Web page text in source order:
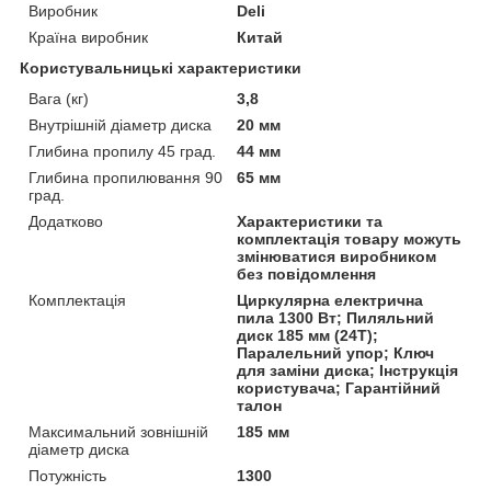
Виробник
Deli
Країна виробник
Китай
Користувальницькі характеристики
Вага (кг)
3,8
Внутрішній діаметр диска
20 мм
Глибина пропилу 45 град.
44 мм
Глибина пропилювання 90
град.
65 мм
Додатково
Характеристики та
комплектація товару можуть
змінюватися виробником
без повідомлення
Комплектація
Циркулярна електрична
пила 1300 Вт; Пиляльний
диск 185 мм (24T);
Паралельний упор; Ключ
для заміни диска; Інструкція
користувача; Гарантійний
талон
Максимальний зовнішній
діаметр диска
185 мм
Потужність
1300